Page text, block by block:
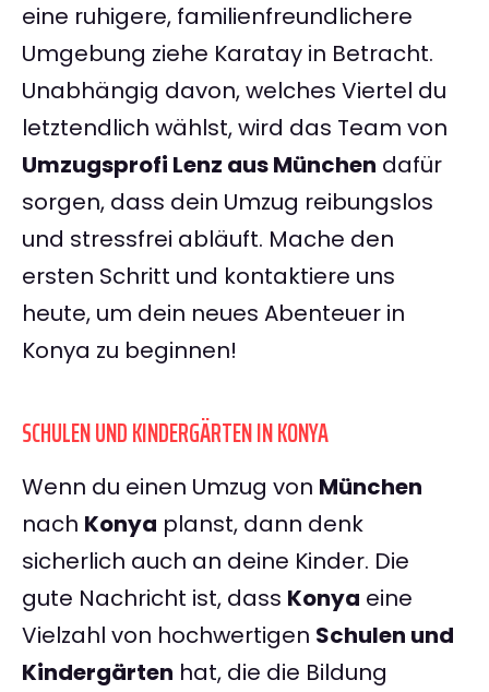
eine ruhigere, familienfreundlichere
Umgebung ziehe Karatay in Betracht.
Unabhängig davon, welches Viertel du
letztendlich wählst, wird das Team von
Umzugsprofi Lenz aus München dafür
sorgen, dass dein Umzug reibungslos
und stressfrei abläuft. Mache den
ersten Schritt und kontaktiere uns
heute, um dein neues Abenteuer in
Konya zu beginnen!
SCHULEN UND KINDERGÄRTEN IN KONYA
Wenn du einen Umzug von München
nach Konya planst, dann denk
sicherlich auch an deine Kinder. Die
gute Nachricht ist, dass Konya eine
Vielzahl von hochwertigen Schulen und
Kindergärten hat, die die Bildung